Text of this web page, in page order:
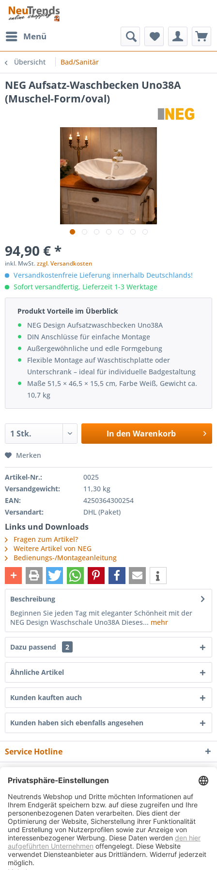
Menü
Übersicht Bad/Sanitär
NEG Aufsatz-Waschbecken Uno38A
(Muschel-Form/oval)
94,90 € *
inkl. MwSt.zzgl. Versandkosten
Versandkostenfreie Lieferung innerhalb Deutschlands!
Sofort versandfertig, Lieferzeit 1-3 Werktage
Produkt Vorteile im Überblick
NEG Design Aufsatzwaschbecken Uno38A
DIN Anschlüsse für einfache Montage
Außergewöhnliche und edle Formgebung
Flexible Montage auf Waschtischplatte oder
Unterschrank – ideal für individuelle Badgestaltung
Maße 51,5 × 46,5 × 15,5 cm, Farbe Weiß, Gewicht ca.
10,7 kg
In den Warenkorb
Merken
Artikel-Nr.:
0025
Versandgewicht:
11,30 kg
EAN:
4250364300254
Versandart:
DHL (Paket)
Links und Downloads
Fragen zum Artikel?
Weitere Artikel von NEG
Bedienungs-/Montageanleitung
Beschreibung
Beginnen Sie jeden Tag mit eleganter Schönheit mit der
NEG Design Waschschale Uno38A Dieses... mehr
Dazu passend 2
Ähnliche Artikel
Kunden kauften auch
Kunden haben sich ebenfalls angesehen
Service Hotline
Informationen
Newsletter
* Alle Preise inkl. gesetzl. Mehrwertsteuer zzgl.Versandkostenund ggf.
Nachnahmegebühren, wenn nicht anders beschrieben